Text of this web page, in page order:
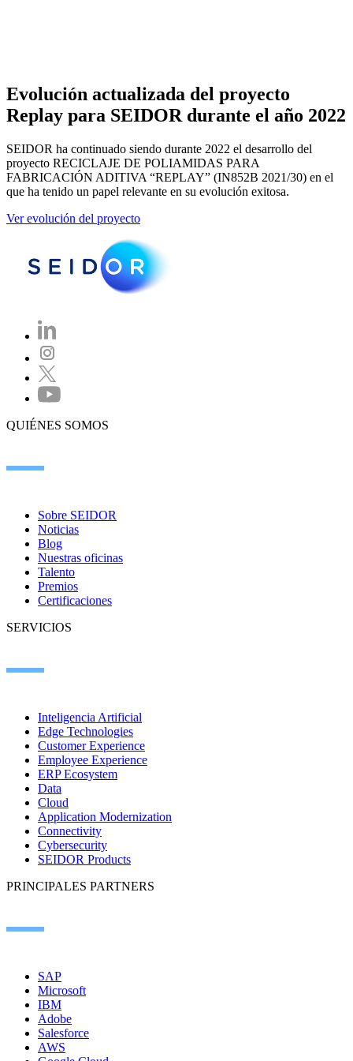
Evolución actualizada del proyecto
Replay para SEIDOR durante el año 2022
SEIDOR ha continuado siendo durante 2022 el desarrollo del
proyecto RECICLAJE DE POLIAMIDAS PARA
FABRICACIÓN ADITIVA “REPLAY” (IN852B 2021/30) en el
que ha tenido un papel relevante en su evolución exitosa.
Ver evolución del proyecto
QUIÉNES SOMOS
Sobre SEIDOR
Noticias
Blog
Nuestras oficinas
Talento
Premios
Certificaciones
SERVICIOS
Inteligencia Artificial
Edge Technologies
Customer Experience
Employee Experience
ERP Ecosystem
Data
Cloud
Application Modernization
Connectivity
Cybersecurity
SEIDOR Products
PRINCIPALES PARTNERS
SAP
Microsoft
IBM
Adobe
Salesforce
AWS